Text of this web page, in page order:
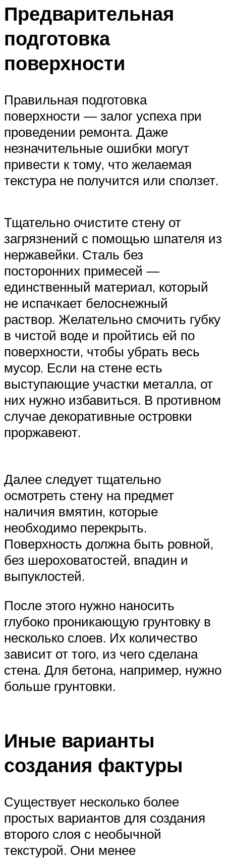
Предварительная
подготовка
поверхности
Правильная подготовка
поверхности — залог успеха при
проведении ремонта. Даже
незначительные ошибки могут
привести к тому, что желаемая
текстура не получится или сползет.
Тщательно очистите стену от
загрязнений с помощью шпателя из
нержавейки. Сталь без
посторонних примесей —
единственный материал, который
не испачкает белоснежный
раствор. Желательно смочить губку
в чистой воде и пройтись ей по
поверхности, чтобы убрать весь
мусор. Если на стене есть
выступающие участки металла, от
них нужно избавиться. В противном
случае декоративные островки
проржавеют.
Далее следует тщательно
осмотреть стену на предмет
наличия вмятин, которые
необходимо перекрыть.
Поверхность должна быть ровной,
без шероховатостей, впадин и
выпуклостей.
После этого нужно наносить
глубоко проникающую грунтовку в
несколько слоев. Их количество
зависит от того, из чего сделана
стена. Для бетона, например, нужно
больше грунтовки.
Иные варианты
создания фактуры
Существует несколько более
простых вариантов для создания
второго слоя с необычной
текстурой. Они менее